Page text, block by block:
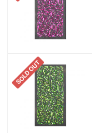
SOLD OUT